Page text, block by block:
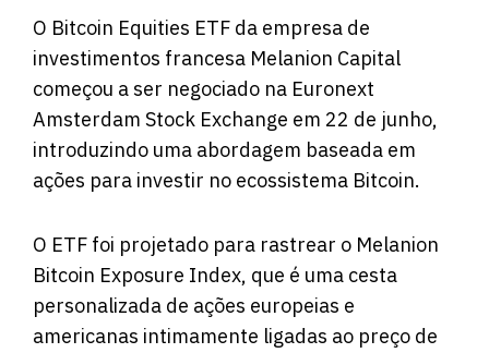
O Bitcoin Equities ETF da empresa de
investimentos francesa Melanion Capital
começou a ser negociado na Euronext
Amsterdam Stock Exchange em 22 de junho,
introduzindo uma abordagem baseada em
ações para investir no ecossistema Bitcoin.
O ETF foi projetado para rastrear o Melanion
Bitcoin Exposure Index, que é uma cesta
personalizada de ações europeias e
americanas intimamente ligadas ao preço de